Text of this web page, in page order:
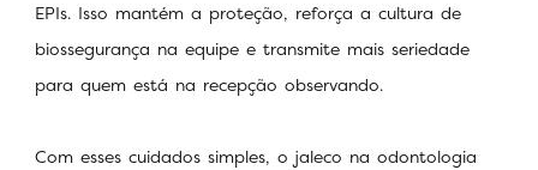
EPIs. Isso mantém a proteção, reforça a cultura de
biossegurança na equipe e transmite mais seriedade
para quem está na recepção observando.
Com esses cuidados simples, o jaleco na odontologia